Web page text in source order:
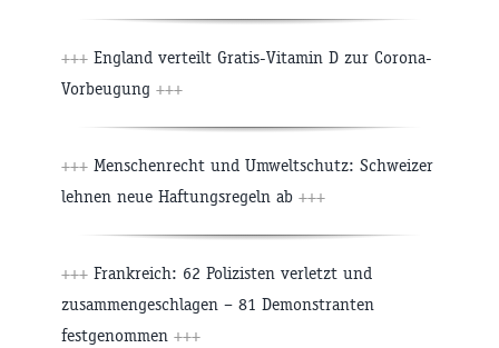
+++ England verteilt Gratis-Vitamin D zur Corona-
Vorbeugung +++
+++ Menschenrecht und Umweltschutz: Schweizer
lehnen neue Haftungsregeln ab +++
+++ Frankreich: 62 Polizisten verletzt und
zusammengeschlagen – 81 Demonstranten
festgenommen +++